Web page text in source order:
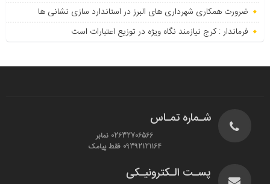
ضرورت همکاری شهرداری های البرز در استاندارد سازی نشانی ها
فرماندار : کرج نیازمند نگاه ویژه در توزیع اعتبارات است
شـماره تمـاس
02632706566 نمابر
09392121164 فقط پیامک
پسـت الـکترونیـکی